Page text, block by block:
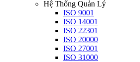
Hệ Thống Quản Lý
ISO 9001
ISO 14001
ISO 22301
ISO 20000
ISO 27001
ISO 31000